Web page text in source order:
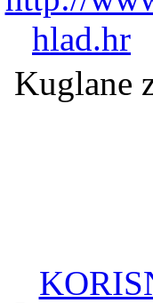
Kuglane